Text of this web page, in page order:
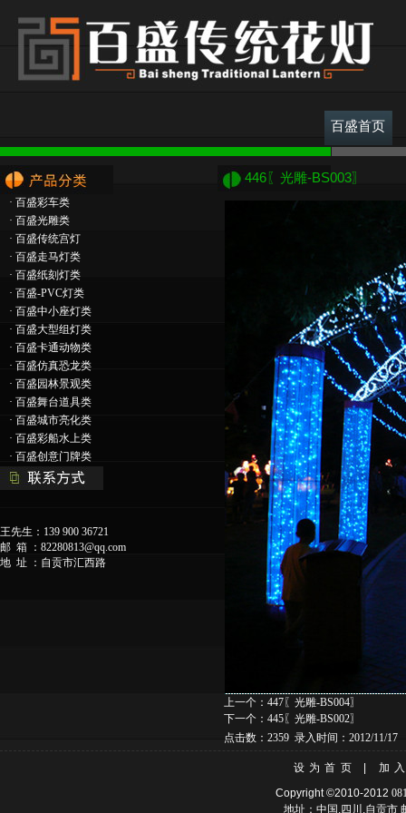
百盛首页
· 百盛彩车类
· 百盛光雕类
· 百盛传统宫灯
· 百盛走马灯类
· 百盛纸刻灯类
· 百盛-PVC灯类
· 百盛中小座灯类
· 百盛大型组灯类
· 百盛卡通动物类
· 百盛仿真恐龙类
· 百盛园林景观类
· 百盛舞台道具类
· 百盛城市亮化类
· 百盛彩船水上类
· 百盛创意门牌类
王先生：139 900 36721
邮 箱 ： 82280813@qq.com
地 址 ：自贡市汇西路
446〖光雕-BS003〗
上一个：447〖光雕-BS004〗
下一个：445〖光雕-BS002〗
点击数：2359 录入时间：2012/11/17
设为首页 |加
Copyright ©2010-2012
地址：中国.四川.自贡